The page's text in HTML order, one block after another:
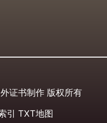
证书制作 版权所有
引 TXT地图